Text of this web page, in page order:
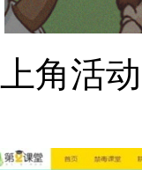
角活